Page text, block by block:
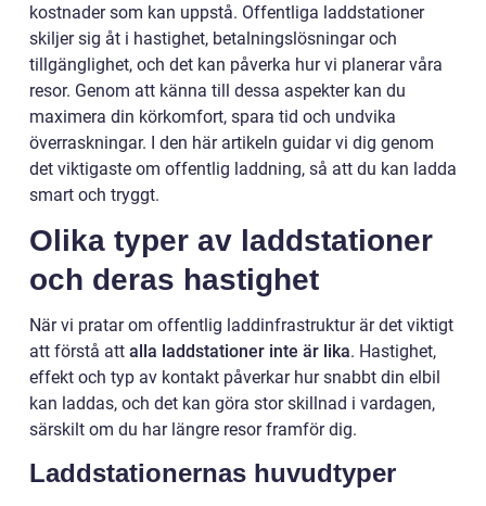
kostnader som kan uppstå. Offentliga laddstationer
skiljer sig åt i hastighet, betalningslösningar och
tillgänglighet, och det kan påverka hur vi planerar våra
resor. Genom att känna till dessa aspekter kan du
maximera din körkomfort, spara tid och undvika
överraskningar. I den här artikeln guidar vi dig genom
det viktigaste om offentlig laddning, så att du kan ladda
smart och tryggt.
Olika typer av laddstationer
och deras hastighet
När vi pratar om offentlig laddinfrastruktur är det viktigt
att förstå att alla laddstationer inte är lika. Hastighet,
effekt och typ av kontakt påverkar hur snabbt din elbil
kan laddas, och det kan göra stor skillnad i vardagen,
särskilt om du har längre resor framför dig.
Laddstationernas huvudtyper